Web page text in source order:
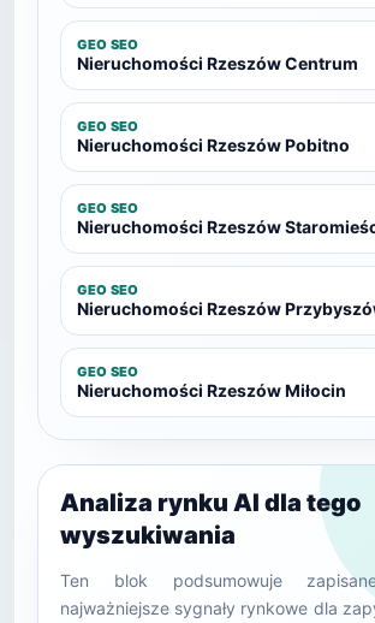
GEO SEO
Nieruchomości Rzeszów Centrum
GEO SEO
Nieruchomości Rzeszów Pobitno
GEO SEO
Nieruchomości Rzeszów
GEO SEO
Nieruchomości Rzeszów
GEO SEO
Nieruchomości Rzeszów Miłocin
Analiza rynku AI dla tego
wyszukiwania
Ten blok podsumowuje
najważniejsze sygnały rynkowe dla